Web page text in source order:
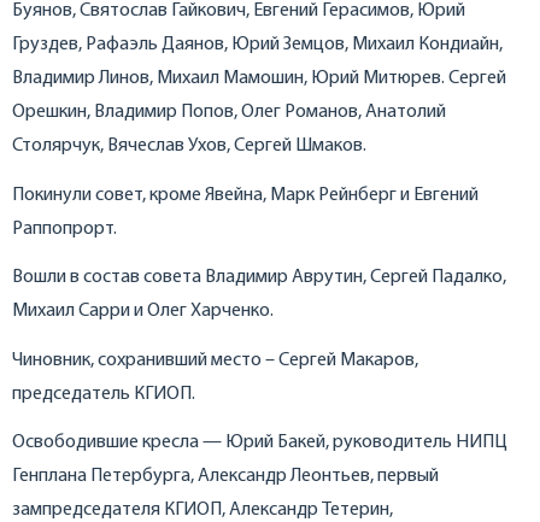
Буянов, Святослав Гайкович, Евгений Герасимов, Юрий
Груздев, Рафаэль Даянов, Юрий Земцов, Михаил Кондиайн,
Владимир Линов, Михаил Мамошин, Юрий Митюрев. Сергей
Орешкин, Владимир Попов, Олег Романов, Анатолий
Столярчук, Вячеслав Ухов, Сергей Шмаков.
Покинули совет, кроме Явейна, Марк Рейнберг и Евгений
Раппопрорт.
Вошли в состав совета Владимир Аврутин, Сергей Падалко,
Михаил Сарри и Олег Харченко.
Чиновник, сохранивший место – Сергей Макаров,
председатель КГИОП.
Освободившие кресла — Юрий Бакей, руководитель НИПЦ
Генплана Петербурга, Александр Леонтьев, первый
зампредседателя КГИОП, Александр Тетерин,